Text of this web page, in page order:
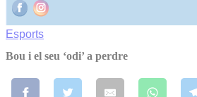
Esports
Bou i el seu ‘odi’ a perdre